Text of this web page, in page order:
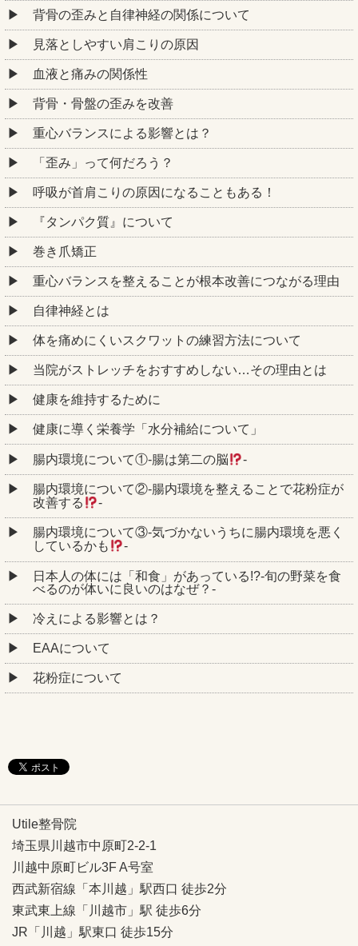
背骨の歪みと自律神経の関係について
見落としやすい肩こりの原因
血液と痛みの関係性
背骨・骨盤の歪みを改善
重心バランスによる影響とは？
「歪み」って何だろう？
呼吸が首肩こりの原因になることもある！
『タンパク質』について
巻き爪矯正
重心バランスを整えることが根本改善につながる理由
自律神経とは
体を痛めにくいスクワットの練習方法について
当院がストレッチをおすすめしない…その理由とは
健康を維持するために
健康に導く栄養学「水分補給について」
腸内環境について①‐腸は第二の脳 ‐
腸内環境について②‐腸内環境を整えることで花粉症が
改善する
‐
腸内環境について③‐気づかないうちに腸内環境を悪く
しているかも
‐
日本人の体には「和食」があっている!?-旬の野菜を食
べるのが体いに良いのはなぜ？-
冷えによる影響とは？
EAAについて
花粉症について
Utile整骨院
埼玉県川越市中原町2-2-1
川越中原町ビル3F A号室
西武新宿線「本川越」駅西口 徒歩2分
東武東上線「川越市」駅 徒歩6分
JR「川越」駅東口 徒歩15分